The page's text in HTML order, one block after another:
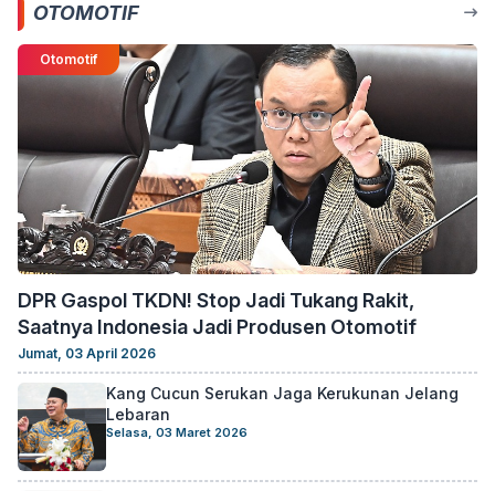
OTOMOTIF
Otomotif
DPR Gaspol TKDN! Stop Jadi Tukang Rakit,
Saatnya Indonesia Jadi Produsen Otomotif
Jumat, 03 April 2026
Kang Cucun Serukan Jaga Kerukunan Jelang
Lebaran
Selasa, 03 Maret 2026